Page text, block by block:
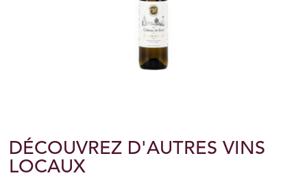
DÉCOUVREZ D'AUTRES VINS
LOCAUX